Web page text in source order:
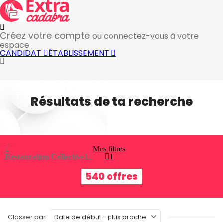
Créez votre compte ou connectez-vous à votre
espace
CANDIDAT ÉTABLISSEMENT
Résultats de ta recherche
Restauration Collective1
Mes filtres
1
540 offres
Classer par